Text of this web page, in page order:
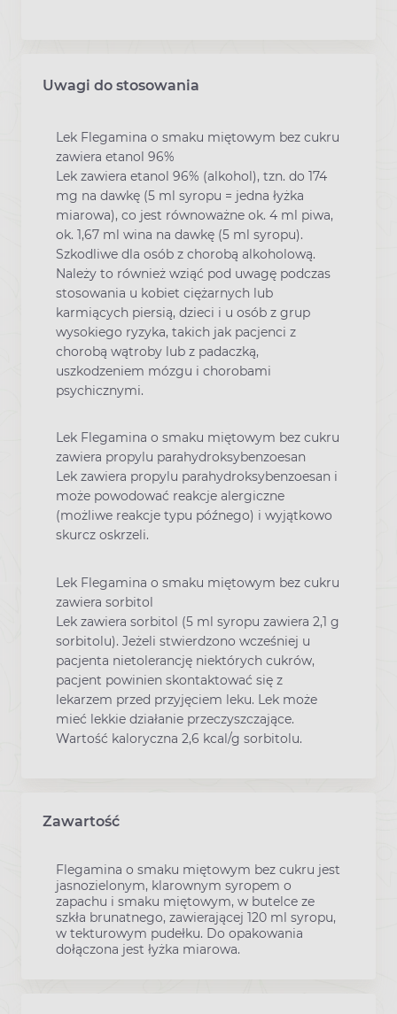
Uwagi do stosowania
Lek Flegamina o smaku miętowym bez cukru
zawiera etanol 96%
Lek zawiera etanol 96% (alkohol), tzn. do 174
mg na dawkę (5 ml syropu = jedna łyżka
miarowa), co jest równoważne ok. 4 ml piwa,
ok. 1,67 ml wina na dawkę (5 ml syropu).
Szkodliwe dla osób z chorobą alkoholową.
Należy to również wziąć pod uwagę podczas
stosowania u kobiet ciężarnych lub
karmiących piersią, dzieci i u osób z grup
wysokiego ryzyka, takich jak pacjenci z
chorobą wątroby lub z padaczką,
uszkodzeniem mózgu i chorobami
psychicznymi.
Lek Flegamina o smaku miętowym bez cukru
zawiera propylu parahydroksybenzoesan
Lek zawiera propylu parahydroksybenzoesan i
może powodować reakcje alergiczne
(możliwe reakcje typu późnego) i wyjątkowo
skurcz oskrzeli.
Lek Flegamina o smaku miętowym bez cukru
zawiera sorbitol
Lek zawiera sorbitol (5 ml syropu zawiera 2,1 g
sorbitolu). Jeżeli stwierdzono wcześniej u
pacjenta nietolerancję niektórych cukrów,
pacjent powinien skontaktować się z
lekarzem przed przyjęciem leku. Lek może
mieć lekkie działanie przeczyszczające.
Wartość kaloryczna 2,6 kcal/g sorbitolu.
Zawartość
Flegamina o smaku miętowym bez cukru jest
jasnozielonym, klarownym syropem o
zapachu i smaku miętowym, w butelce ze
szkła brunatnego, zawierającej 120 ml syropu,
w tekturowym pudełku. Do opakowania
dołączona jest łyżka miarowa.